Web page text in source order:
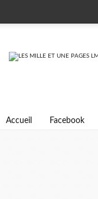
Accueil Facebook